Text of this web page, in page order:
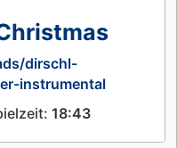
dirschl-
instrumental
18:43